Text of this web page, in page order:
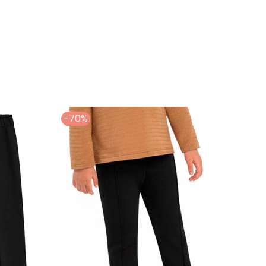
Legging Unicórnios em Moletom Preto
-70%